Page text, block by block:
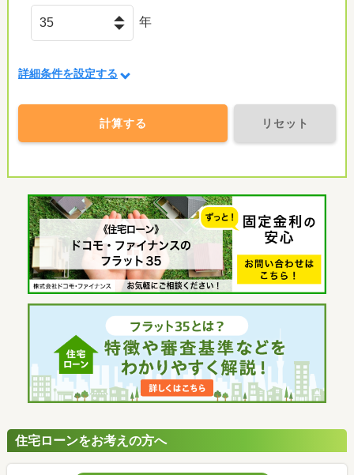
年
詳細条件を設定する
計算する リセット
住宅ローンをお考えの方へ